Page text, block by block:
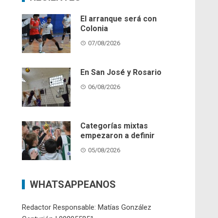
El arranque será con
Colonia
07/08/2026
En San José y Rosario
06/08/2026
Categorías mixtas
empezaron a definir
05/08/2026
WHATSAPPEANOS
Redactor Responsable: Matías González